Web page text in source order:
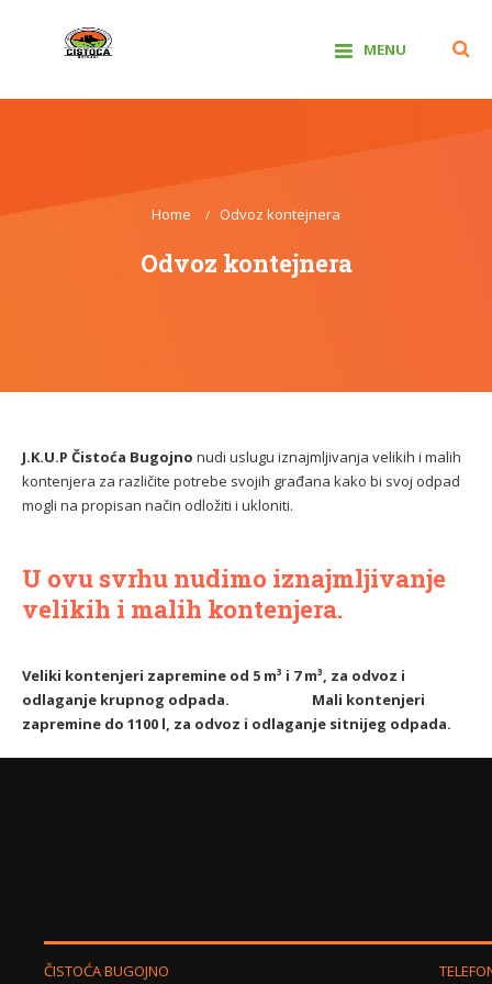
030/256-856
MENU
Home Odvoz kontejnera
Odvoz kontejnera
J.K.U.P Čistoća Bugojno nudi uslugu iznajmljivanja velikih i malih
kontenjera za različite potrebe svojih građana kako bi svoj odpad
mogli na propisan način odložiti i ukloniti.
U ovu svrhu nudimo iznajmljivanje
velikih i malih kontenjera.
Veliki kontenjeri zapremine od 5 m³ i 7 m³, za odvoz i
odlaganje krupnog odpada.
Mali kontenjeri
zapremine do 1100 l, za odvoz i odlaganje sitnijeg odpada.
ČISTOĆA BUGOJNO